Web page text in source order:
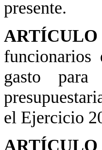
presente.
ARTÍCULO
funcionarios
gasto para
el Ejercicio
ARTÍCULO